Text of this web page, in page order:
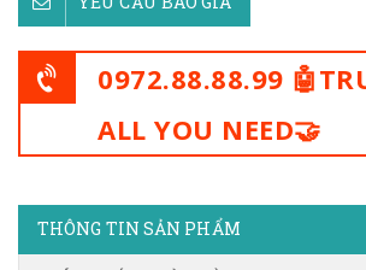
0972.88.88.99
ALL YOU NEED🤝
THÔNG TIN SẢN PHẨM